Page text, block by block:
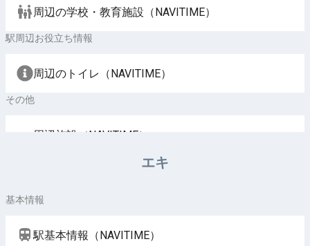
周辺の学校・教育施設（NAVITIME）
駅周辺お役立ち情報
周辺のトイレ（NAVITIME）
その他
周辺施設（NAVITIME）
エキ
基本情報
駅基本情報（NAVITIME）